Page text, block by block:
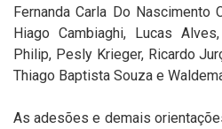
Fernanda Carla Do Nascimento
Hiago Cambiaghi, Lucas
Philip, Pesly Krieger, Ricardo
Thiago Baptista Souza e
As adesões e demais